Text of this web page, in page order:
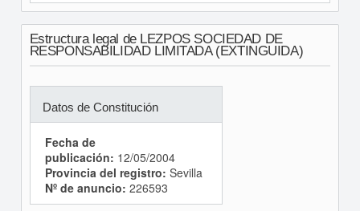
Estructura legal de LEZPOS SOCIEDAD DE
RESPONSABILIDAD LIMITADA (EXTINGUIDA)
Datos de Constitución
Fecha de
publicación: 12/05/2004
Provincia del registro: Sevilla
Nº de anuncio: 226593